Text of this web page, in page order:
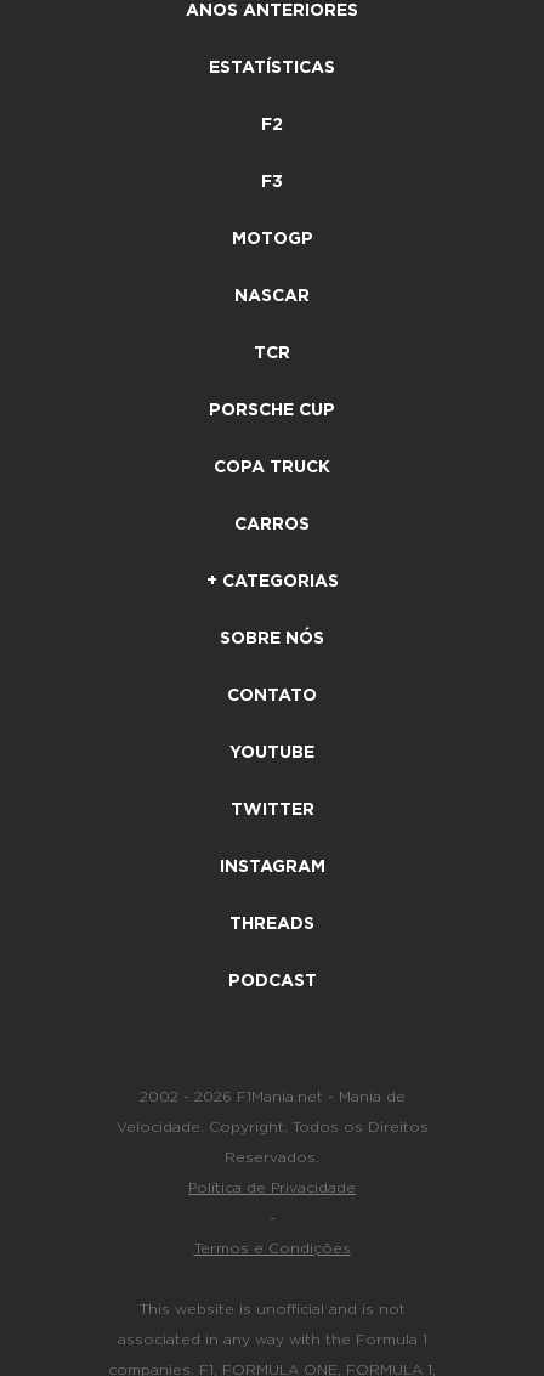
ANOS ANTERIORES
ESTATÍSTICAS
F2
F3
MOTOGP
NASCAR
TCR
PORSCHE CUP
COPA TRUCK
CARROS
+ CATEGORIAS
SOBRE NÓS
CONTATO
YOUTUBE
TWITTER
INSTAGRAM
THREADS
PODCAST
2002 - 2026 F1Mania.net - Mania de
Velocidade. Copyright. Todos os Direitos
Reservados.
Política de Privacidade
-
Termos e Condições
This website is unofficial and is not
associated in any way with the Formula 1
companies. F1, FORMULA ONE, FORMULA 1,